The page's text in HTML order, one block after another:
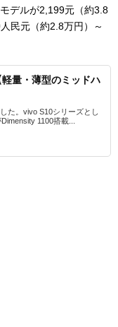
デルが2,199元（約3.8
民元（約2.8万円）～
量・薄型のミッドハ
た。vivo S10シリーズとし
1100搭載...